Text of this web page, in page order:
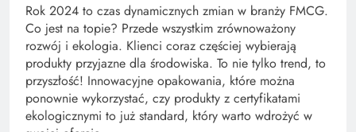
Rok 2024 to czas dynamicznych zmian w branży FMCG.
Co jest na topie? Przede wszystkim zrównoważony
rozwój i ekologia. Klienci coraz częściej wybierają
produkty przyjazne dla środowiska. To nie tylko trend, to
przyszłość! Innowacyjne opakowania, które można
ponownie wykorzystać, czy produkty z certyfikatami
ekologicznymi to już standard, który warto wdrożyć w